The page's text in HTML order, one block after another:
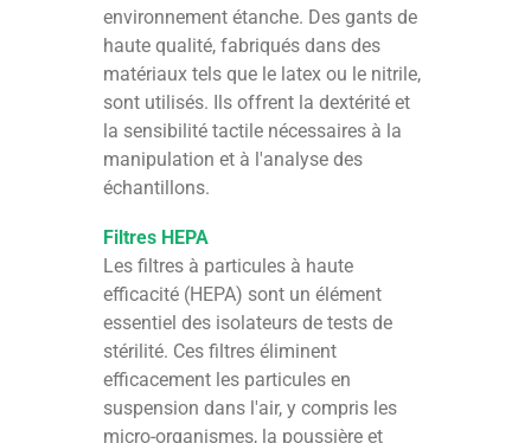
environnement étanche. Des gants de
haute qualité, fabriqués dans des
matériaux tels que le latex ou le nitrile,
sont utilisés. Ils offrent la dextérité et
la sensibilité tactile nécessaires à la
manipulation et à l'analyse des
échantillons.
Filtres HEPA
Les filtres à particules à haute
efficacité (HEPA) sont un élément
essentiel des isolateurs de tests de
stérilité. Ces filtres éliminent
efficacement les particules en
suspension dans l'air, y compris les
micro-organismes, la poussière et